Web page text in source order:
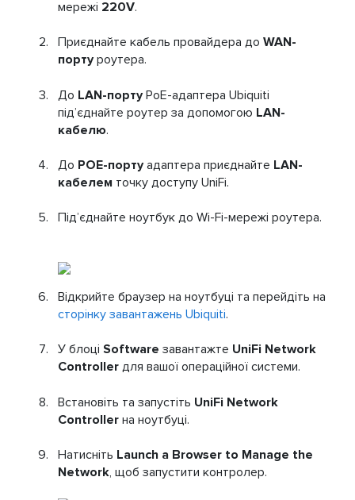
мережі 220V.
Приєднайте кабель провайдера до WAN-
портуроутера.
До LAN-портуPoE-адаптера Ubiquiti
під’єднайте роутер за допомогою LAN-
кабелю.
До POE-портуадаптера приєднайте LAN-
кабелем точку доступу UniFi.
Під’єднайте ноутбук до Wi-Fi-мережі роутера.
Відкрийте браузер на ноутбуці та перейдіть на
сторінку завантажень Ubiquiti.
У блоці Software завантажте UniFi Network
Controller для вашої операційної системи.
Встановіть та запустіть UniFi Network
Controller на ноутбуці.
Натисніть Launch a Browser to Manage the
Network, щоб запустити контролер.